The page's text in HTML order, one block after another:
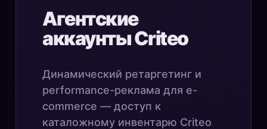
Агентские
аккаунты Criteo
Динамический ретаргетинг и
performance-реклама для e-
commerce — доступ к
каталожному инвентарю Criteo